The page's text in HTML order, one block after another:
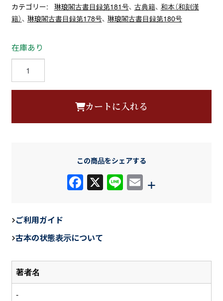
カテゴリー:
琳琅閣古書目録第181号、 古典籍、 和本（和刻漢
籍） 、 琳琅閣古書目録第178号、 琳琅閣古書目録第180号
著者名
-
在庫あり
文
板
語
異
個
カートに入れる
この商品をシェアする
F
e
b
o
o
X Li E
+
ご利用ガイド
古本の状態表示について